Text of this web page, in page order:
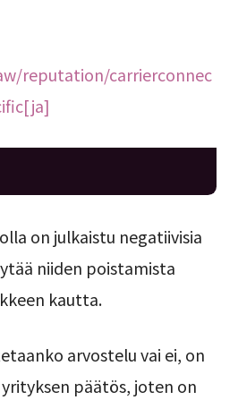
reputation/carrierconnec
on julkaistu negatiivisia
niiden poistamista
kautta.
arvostelu vai ei, on
päätös, joten on